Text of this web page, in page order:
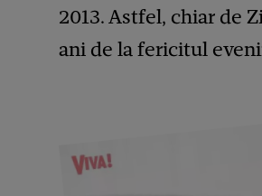
2013. Astfel, chiar de
ani de la fericitul